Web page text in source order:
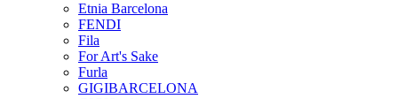
Etnia Barcelona
FENDI
Fila
For Art's Sake
Furla
GIGIBARCELONA